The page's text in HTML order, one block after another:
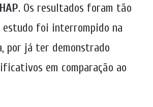
. Os resultados foram tão
estudo foi interrompido na
por já ter demonstrado
em comparação ao